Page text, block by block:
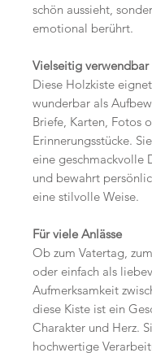
schön aussieht,
emotional berührt.
Vielseitig verwendbar
Diese Holzkiste
wunderbar als
Briefe, Karten, Fotos
Erinnerungsstücke.
eine geschmackvolle
und bewahrt
eine stilvolle Weise.
Für viele Anlässe
Ob zum Vatertag,
oder einfach als
Aufmerksamkeit
diese Kiste ist ein
Charakter und Herz.
hochwertige